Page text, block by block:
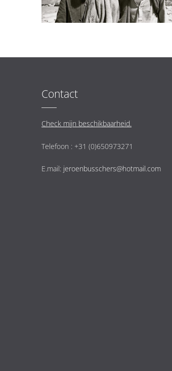
Contact
Check mijn beschikbaarheid.
Telefoon : +31 (0)650973271
E.mail: jeroenbusschers@hotmail.com